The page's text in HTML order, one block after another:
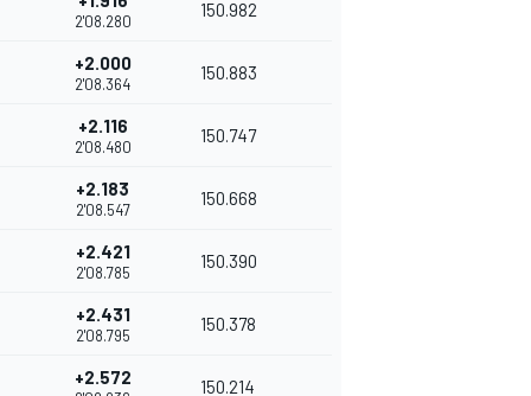
2'08.280
150.982
+2.000
2'08.364
150.883
+2.116
2'08.480
150.747
+2.183
2'08.547
150.668
+2.421
2'08.785
150.390
+2.431
2'08.795
150.378
+2.572 150.214